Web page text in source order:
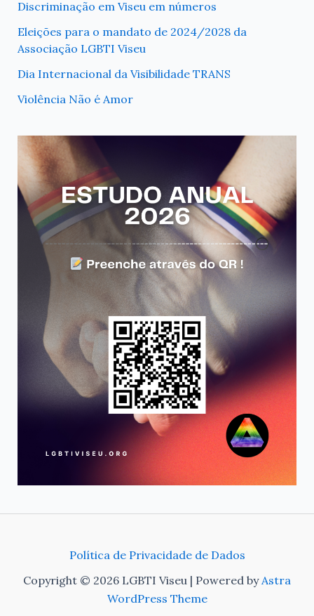
Discriminação em Viseu em números
Eleições para o mandato de 2024/2028 da
Associação LGBTI Viseu
Dia Internacional da Visibilidade TRANS
Violência Não é Amor
Política de Privacidade de Dados
Copyright © 2026 LGBTI Viseu | Powered byAstra
WordPress Theme